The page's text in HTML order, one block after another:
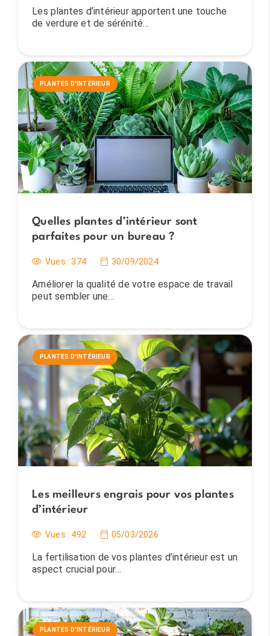
Les plantes d’intérieur apportent une touche
de verdure et de sérénité…
PLANTES D'INTÉRIEUR
Quelles plantes d’intérieur sont
parfaites pour un bureau ?
Vues :374 30/09/2024
Améliorer la qualité de votre espace de travail
peut sembler une…
PLANTES D'INTÉRIEUR
Les meilleurs engrais pour vos plantes
d’intérieur
Vues : 492 05/03/2026
La fertilisation de vos plantes d’intérieur est un
aspect crucial pour…
PLANTES D'INTÉRIEUR